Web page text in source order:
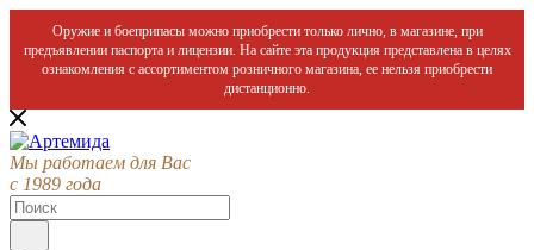
Оружие и боеприпасы можно приобрести только лично, в магазине, при
предъявлении паспорта и лицензии. На сайте эта продукция представлена в целях
ознакомления с ассортиментом розничного магазина, ее нельзя приобрести
дистанционно.
Мы работаем для Вас
с 1989 года